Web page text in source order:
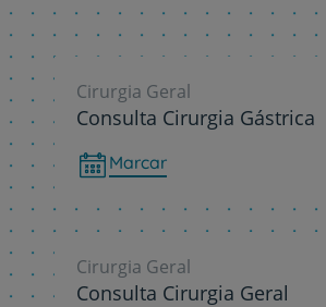
Cirurgia Geral
Consulta Cirurgia Gástrica
Marcar
Cirurgia Geral
Consulta Cirurgia Geral